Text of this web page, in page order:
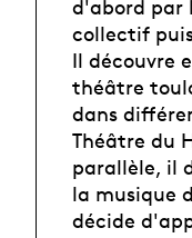
d'abord par
collectif
Il découvre
théâtre
dans
Théâtre du
parallèle, il
la musique
décide